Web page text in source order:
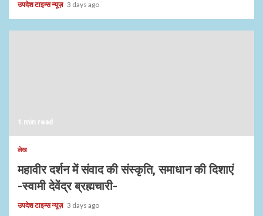
उपदेश टाइम्स न्यूज़ 3 days ago
1 min read
लेख
महावीर दर्शन में संवाद की संस्कृति, समाधान की दिशाएं
-स्वामी देवेंद्र ब्रह्मचारी-
उपदेश टाइम्स न्यूज़ 3 days ago